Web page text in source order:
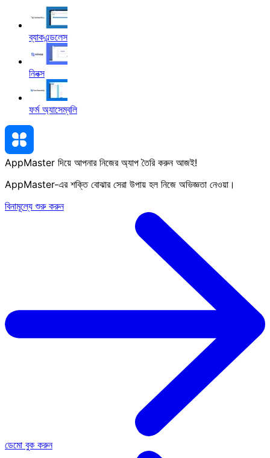
ব্যাকএন্ডলেস
নিনক্স
ফর্ম অ্যাসেম্বলি
AppMaster দিয়ে আপনার নিজের অ্যাপ তৈরি করুন আজই!
AppMaster-এর শক্তি বোঝার সেরা উপায় হল নিজে অভিজ্ঞতা নেওয়া।
বিনামূল্যে শুরু করুন
ডেমো বুক করুন